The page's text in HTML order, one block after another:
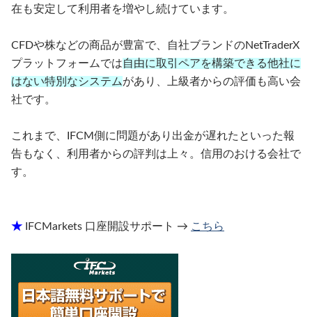
在も安定して利用者を増やし続けています。
CFDや株などの商品が豊富で、自社ブランドのNetTraderX
プラットフォームでは自由に取引ペアを構築できる他社に
はない特別なシステムがあり、上級者からの評価も高い会
社です。
これまで、IFCM側に問題があり出金が遅れたといった報
告もなく、利用者からの評判は上々。信用のおける会社で
す。
★ IFCMarkets 口座開設サポート → こちら